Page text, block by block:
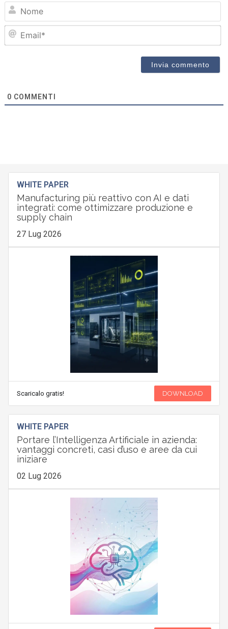
0 COMMENTI
WHITE PAPER
Manufacturing più reattivo con AI e dati
integrati: come ottimizzare produzione e
supply chain
27 Lug 2026
Scaricalo gratis! DOWNLOAD
WHITE PAPER
Portare l’Intelligenza Artificiale in azienda:
vantaggi concreti, casi d’uso e aree da cui
iniziare
02 Lug 2026